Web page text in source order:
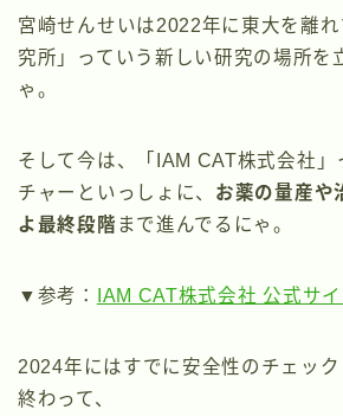
宮崎せんせいは2022年に東大を離
究所」っていう新しい研究の場所を
ゃ。
そして今は、「IAM CAT株式会社」
チャーといっしょに、 お薬の量産や
よ最終段階 まで進んでるにゃ。
▼参考： IAM CAT株式会社 公式サイ
2024年にはすでに安全性のチェッ
終わって、